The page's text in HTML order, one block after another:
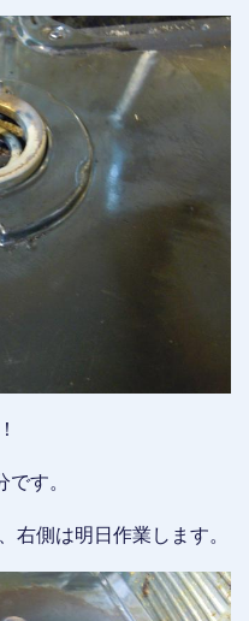
す。
右側は明日作業します。